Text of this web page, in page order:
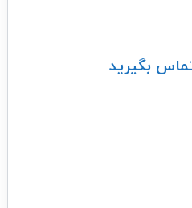
بگیرید